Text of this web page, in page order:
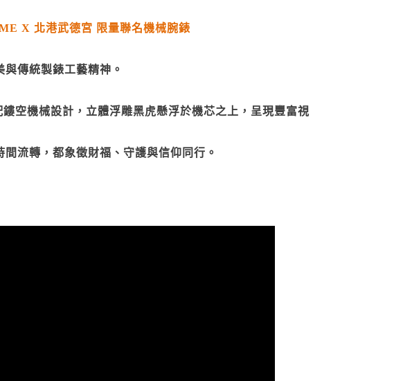
X 北港武德宮 限量聯名機械腕錶
傳統製錶工藝精神。
空機械設計，立體浮雕黑虎懸浮於機芯之上，呈現豐富視
流轉，都象徵財福、守護與信仰同行。